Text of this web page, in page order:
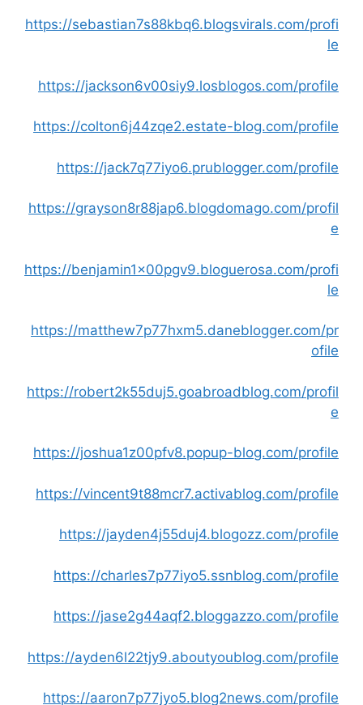
https://sebastian7s88kbq6.blogsvirals.com/profi
le
https://jackson6v00siy9.losblogos.com/profile
https://colton6j44zqe2.estate-blog.com/profile
https://jack7q77iyo6.prublogger.com/profile
https://grayson8r88jap6.blogdomago.com/profil
e
https://benjamin1x00pgv9.bloguerosa.com/profi
le
https://matthew7p77hxm5.daneblogger.com/pr
ofile
https://robert2k55duj5.goabroadblog.com/profil
e
https://joshua1z00pfv8.popup-blog.com/profile
https://vincent9t88mcr7.activablog.com/profile
https://jayden4j55duj4.blogozz.com/profile
https://charles7p77iyo5.ssnblog.com/profile
https://jase2g44aqf2.bloggazzo.com/profile
https://ayden6l22tjy9.aboutyoublog.com/profile
https://aaron7p77jyo5.blog2news.com/profile